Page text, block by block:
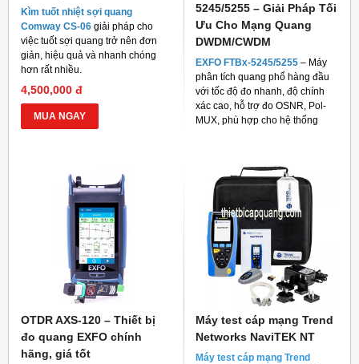
Kìm tuốt nhiệt sợi quang
Comway CS-06 giải pháp cho
việc tuốt sợi quang trở nên đơn
giản, hiệu quả và nhanh chóng
hơn rất nhiều.
4,500,000 đ
MUA NGAY
5245/5255 – Giải Pháp Tối
Ưu Cho Mạng Quang
DWDM/CWDM
EXFO FTBx-5245/5255 – Máy
phân tích quang phổ hàng đầu
với tốc độ đo nhanh, độ chính
xác cao, hỗ trợ đo OSNR, Pol-
MUX, phù hợp cho hệ thống
OTDR AXS-120 – Thiết bị
đo quang EXFO chính
hãng, giá tốt
Máy test cáp mạng Trend
Networks NaviTEK NT
Máy test cáp mạng Trend